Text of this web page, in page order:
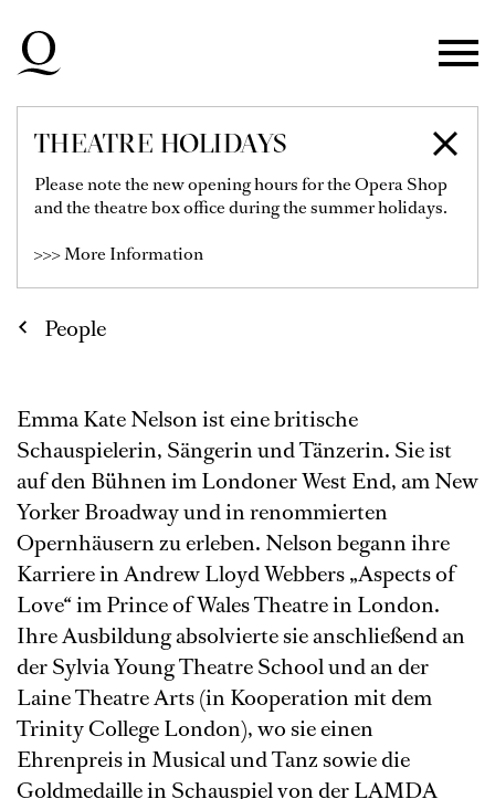
Skip to main navigation
Skip to footer
THEATRE HOLIDAYS
Please note the new opening hours for the Opera Shop
and the theatre box office during the summer holidays.
>>> More Information
EMMA KATE NELSON
People
Emma Kate Nelson ist eine britische
Schauspielerin, Sängerin und Tänzerin. Sie ist
auf den Bühnen im Londoner West End, am New
Yorker Broadway und in renommierten
Opernhäusern zu erleben. Nelson begann ihre
Karriere in Andrew Lloyd Webbers „Aspects of
Love“im Prince of Wales Theatre in London.
Ihre Ausbildung absolvierte sie anschließend an
der Sylvia Young Theatre School und an der
Laine Theatre Arts (in Kooperation mit dem
Trinity College London), wo sie einen
Ehrenpreis in Musical und Tanz sowie die
Goldmedaille in Schauspiel von der LAMDA